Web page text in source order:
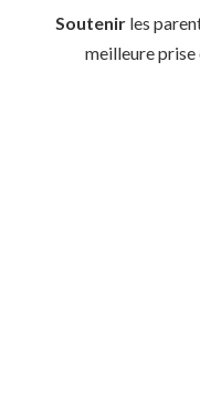
Soutenir les
meilleure prise